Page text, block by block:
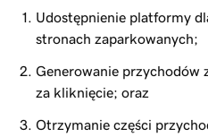
Udostępnienie platformy
stronach zaparkowanych;
Generowanie przychodów
za kliknięcie; oraz
Otrzymanie części